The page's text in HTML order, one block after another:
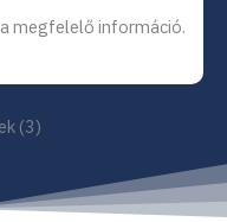
megfelelő információ.